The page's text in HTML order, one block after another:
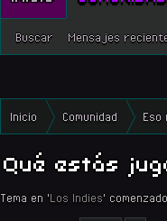
Buscar Mensajes
Inicio Comunidad Eso
Qué estás
Tema en 'Los Indies'